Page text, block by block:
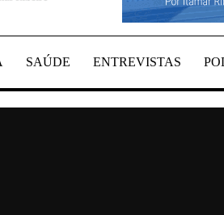
E REGIÃO, POR ITAMAR
SAÚDE ENTREVISTAS